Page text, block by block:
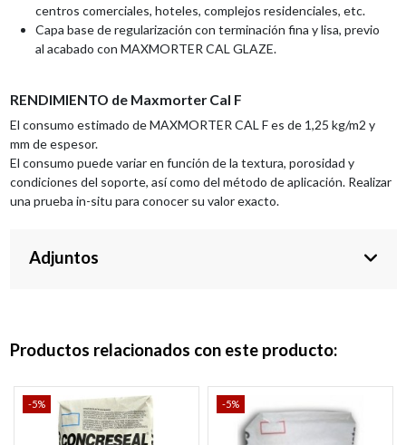
centros comerciales, hoteles, complejos residenciales, etc.
Capa base de regularización con terminación fina y lisa, previo
al acabado con MAXMORTER CAL GLAZE.
RENDIMIENTO de Maxmorter Cal F
El consumo estimado de MAXMORTER CAL Fes de 1,25 kg/m2 y
mm de espesor.
El consumo puede variar en función de la textura, porosidad y
condiciones del soporte, así como del método de aplicación. Realizar
una prueba in-situ para conocer su valorexacto.
Adjuntos
Productos relacionados con este producto:
-5% -5%